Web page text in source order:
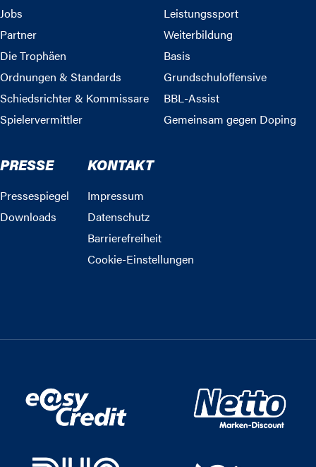
Jobs
Partner
Die Trophäen
Ordnungen & Standards
Schiedsrichter & Kommissare
Spielervermittler
Leistungssport
Weiterbildung
Basis
Grundschuloffensive
BBL-Assist
Gemeinsam gegen Doping
PRESSE
Pressespiegel
Downloads
KONTAKT
Impressum
Datenschutz
Barrierefreiheit
Cookie-Einstellungen